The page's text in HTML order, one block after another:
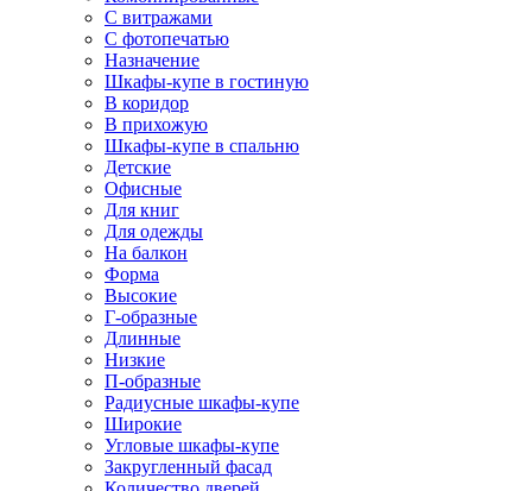
С витражами
С фотопечатью
Назначение
Шкафы-купе в гостиную
В коридор
В прихожую
Шкафы-купе в спальню
Детские
Офисные
Для книг
Для одежды
На балкон
Форма
Высокие
Г-образные
Длинные
Низкие
П-образные
Радиусные шкафы-купе
Широкие
Угловые шкафы-купе
Закругленный фасад